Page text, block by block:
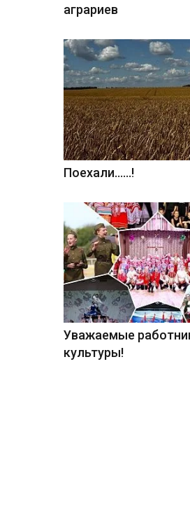
аграриев
Поехали......!
Уважаемые
культуры!